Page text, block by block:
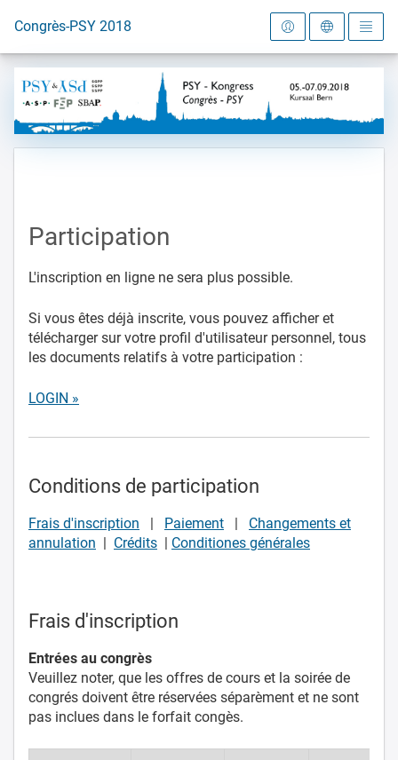
Vers la page d'accueil
Congrès-PSY 2018
Participation
L'inscription en ligne ne sera plus possible.
Si vous êtes déjà inscrite, vous pouvez afficher et
télécharger sur votre profil d'utilisateur personnel, tous
les documents relatifs à votre participation :
LOGIN »
Conditions de participation
Frais d'inscription | Paiement | Changements et
annulation | Crédits | Conditiones générales
Frais d'inscription
Entrées au congrès
Veuillez noter, que les offres de cours et la soirée de
congrés doivent être réservées séparèment et ne sont
pas inclues dans le forfait congès.